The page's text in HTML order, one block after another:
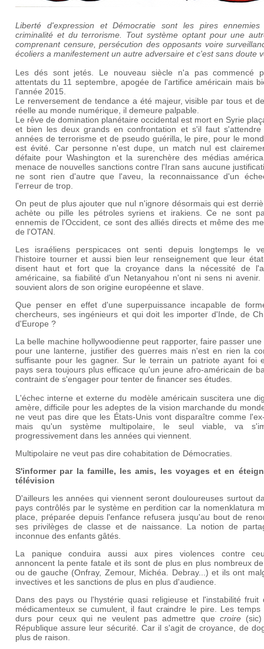
Liberté d'expression et Démocratie sont les pires
criminalité et du terrorisme. Tout système optant pour une
comprenant censure, persécution des opposants voire
écoliers a manifestement un autre adversaire et c'est sans doute
Les dés sont jetés. Le nouveau siècle n'a pas commencé
attentats du 11 septembre, apogée de l'artifice américain mais
l'année 2015.
Le renversement de tendance a été majeur, visible par tous et
réelle au monde numérique, il demeure palpable.
Le rêve de domination planétaire occidental est mort en Syrie
et bien les deux grands en confrontation et s'il faut
années de terrorisme et de pseudo guérilla, le pire, pour le
est évité. Car personne n'est dupe, un match nul est
défaite pour Washington et la surenchère des médias
menace de nouvelles sanctions contre l'Iran sans aucune
ne sont rien d'autre que l'aveu, la reconnaissance d'un
l'erreur de trop.
On peut de plus ajouter que nul n'ignore désormais qui est
achète ou pille les pétroles syriens et irakiens. Ce ne sont
ennemis de l'Occident, ce sont des alliés directs et même des
de l'OTAN.
Les israéliens perspicaces ont senti depuis longtemps le
l'histoire tourner et aussi bien leur renseignement que leur
disent haut et fort que la croyance dans la nécessité de
américaine, sa fiabilité d'un Netanyahou n'ont ni sens ni avenir.
souvient alors de son origine européenne et slave.
Que penser en effet d'une superpuissance incapable de
chercheurs, ses ingénieurs et qui doit les importer d'Inde, de
d'Europe ?
La belle machine hollywoodienne peut rapporter, faire passer une
pour une lanterne, justifier des guerres mais n'est en rien la
suffisante pour les gagner. Sur le terrain un patriote ayant foi
pays sera toujours plus efficace qu'un jeune afro-américain de
contraint de s'engager pour tenter de financer ses études.
L'échec interne et externe du modèle américain suscitera une
amère, difficile pour les adeptes de la vision marchande du
ne veut pas dire que les États-Unis vont disparaître comme
mais qu'un système multipolaire, le seul viable, va
progressivement dans les années qui viennent.
Multipolaire ne veut pas dire cohabitation de Démocraties.
S'informer par la famille, les amis, les voyages et en
télévision
D'ailleurs les années qui viennent seront douloureuses surtout
pays contrôlés par le système en perdition car la nomenklatura
place, préparée depuis l'enfance refusera jusqu'au bout de
ses privilèges de classe et de naissance. La notion de
inconnue des enfants gâtés.
La panique conduira aussi aux pires violences contre
annoncent la pente fatale et ils sont de plus en plus nombreux
ou de gauche (Onfray, Zemour, Michéa. Debray...) et ils ont
invectives et les sanctions de plus en plus d'audience.
Dans des pays ou l'hystérie quasi religieuse et l'instabilité fruit
médicamenteux se cumulent, il faut craindre le pire. Les temps
durs pour ceux qui ne veulent pas admettre que croire
République assure leur sécurité. Car il s'agit de croyance, de
plus de raison.